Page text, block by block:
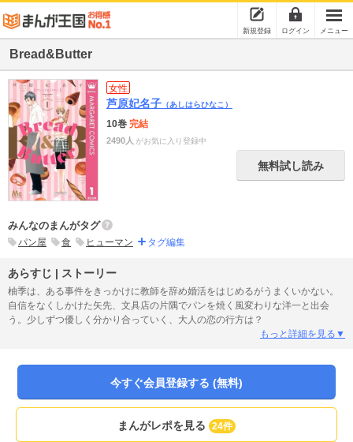
新規登録 ログイン メニュー
Bread&Butter
女性
芦原妃名子 （あしはらひなこ）
10巻 完結
2490人 がお気に入り登録中
無料試し読み
みんなのまんがタグ
パン屋 食 ヒューマン タグ編集
あらすじ | ストーリー
柚季は、ある事件をきっかけに教師を辞め婚活をはじめるがうまくいかない。
自信をなくしかけた矢先、文具店の片隅でパンを焼く風変わりな洋一と出会
う。少しずつ優しく分かり合っていく、大人の恋の行方は？
もっと詳細を見る▼
今すぐ会員登録する (無料)
まんがレポを見る 24件